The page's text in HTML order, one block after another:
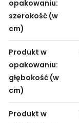
opakowaniu:
szerokość (w
cm)
Produkt w
opakowaniu:
głębokość (w
cm)
Produkt w